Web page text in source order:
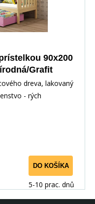
90x200
Grafit
dreva, lakovaný
- rých
DO KOŠÍKA
5-10 prac. dnů